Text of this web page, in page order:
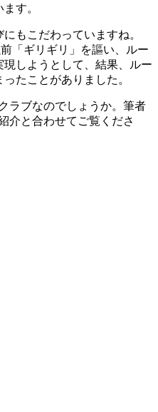
す。
もこだわっていますね。
「ギリギリ」を謳い、ルー
しようとして、結果、ルー
たことがありました。
ラブなのでしょうか。筆者
介と合わせてご覧くださ